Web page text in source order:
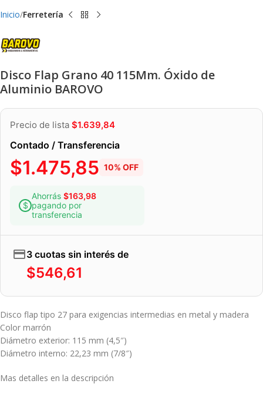
Inicio Ferretería
Disco Flap Grano 40 115Mm. Óxido de
Aluminio BAROVO
Precio de lista $1.639,84
Contado / Transferencia
$1.475,85 10% OFF
Ahorrás $163,98
pagando por
transferencia
3 cuotas sin interés de
$546,61
Disco flap tipo 27 para exigencias intermedias en metal y madera
Color marrón
Diámetro exterior: 115 mm (4,5″)
Diámetro interno: 22,23 mm (7/8″)
Mas detalles en la descripción